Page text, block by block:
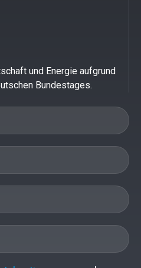
und Energie aufgrund
Bundestages.